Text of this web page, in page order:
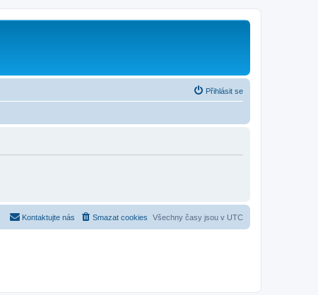
Přihlásit se
Všechny časy jsou v UTC
Smazat cookies
Kontaktujte nás